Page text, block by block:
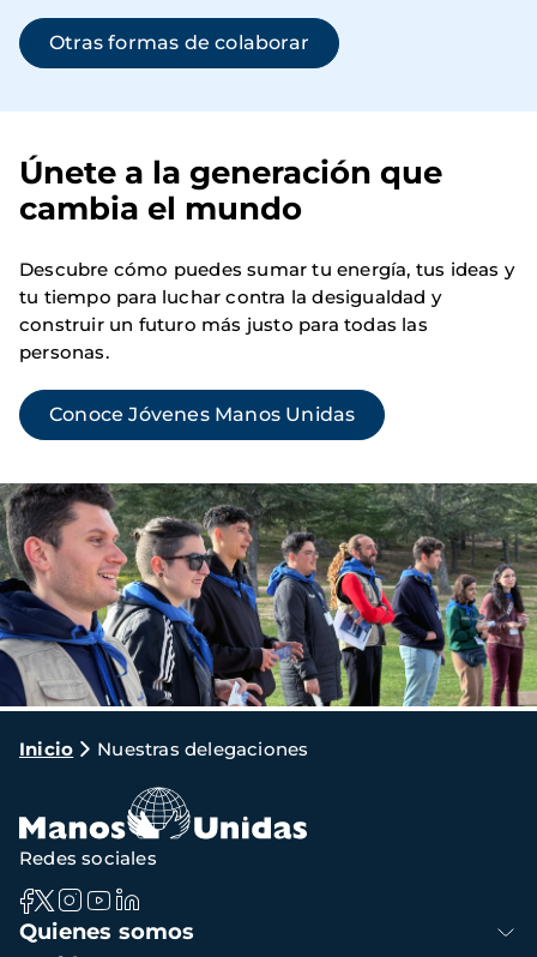
Otras formas de colaborar
Imagen
Únete a la generación que
cambia el mundo
Descubre cómo puedes sumar tu energía, tus ideas y
tu tiempo para luchar contra la desigualdad y
construir un futuro más justo para todas las
personas.
Conoce Jóvenes Manos Unidas
Ruta
navegación
Inicio Nuestras delegaciones
Navegación
principal
Quienes somos
Redes sociales